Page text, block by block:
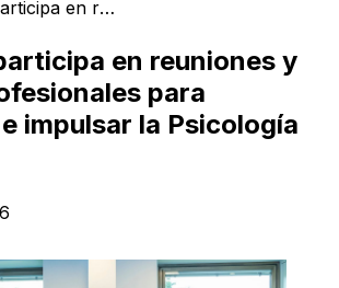
El Colegio participa en reuniones y eventos profesionales para desarrollar e impulsar la Psicología
en reuniones y
para
impulsar la Psicología